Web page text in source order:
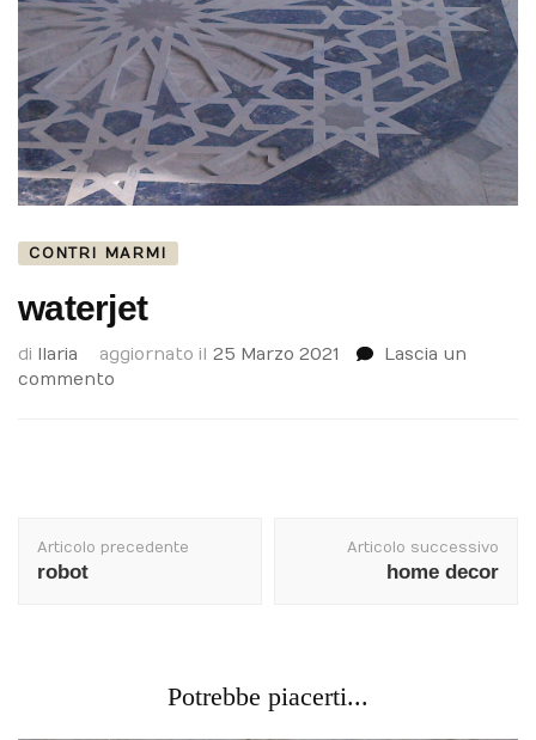
CONTRI MARMI
waterjet
di Ilaria aggiornato il 25 Marzo 2021
Lascia un
commento
articolo
Articolo precedente
robot
Articolo successivo
home decor
Potrebbe piacerti...